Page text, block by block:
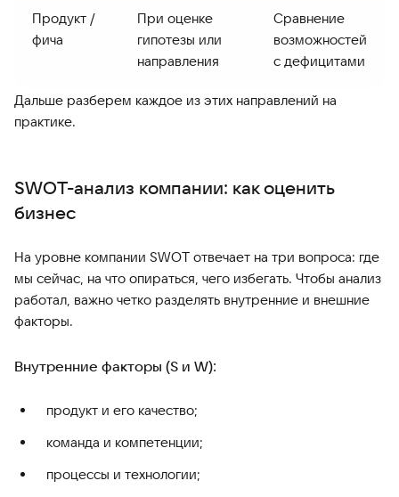
Продукт /
фича
При оценке
гипотезы или
направления
Сравнение
возможностей
с дефицитами
Дальше разберем каждое из этих направлений на
практике.
SWOT-анализ компании: как оценить
бизнес
На уровне компании SWOT отвечает на три вопроса: где
мы сейчас, на что опираться, чего избегать. Чтобы анализ
работал, важно четко разделять внутренние и внешние
факторы.
Внутренние факторы (S и W):
продукт и его качество;
команда и компетенции;
процессы и технологии;